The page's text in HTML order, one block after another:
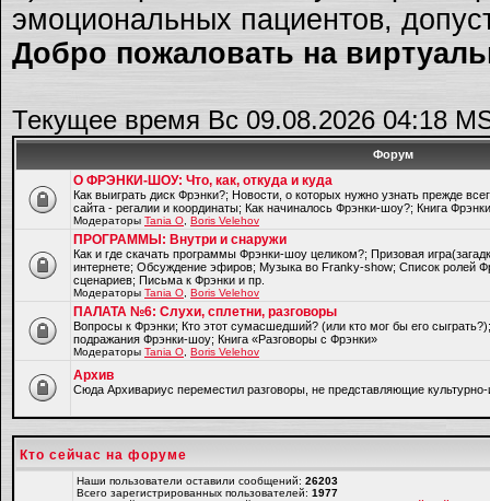
эмоциональных пациентов,
Добро пожаловать на
Текущее время Вс 09.08.2026 04:18
Форум
О ФРЭНКИ-ШОУ: Что, как, откуда и куда
Как выиграть диск Фрэнки?; Новости, о которых нужно узнать прежде
сайта - регалии и координаты; Как начиналось Фрэнки-шоу?; Книга
Модераторы Tania O Boris Velehov
ПРОГРАММЫ: Внутри и снаружи
Как и где скачать программы Фрэнки-шоу целиком?; Призовая
интернете; Обсуждение эфиров; Музыка во Franky-show; Список ролей
сценариев; Письма к Фрэнки и пр.
Модераторы Tania O Boris Velehov
ПАЛАТА №6: Слухи, сплетни, разговоры
Вопросы к Фрэнки; Кто этот сумасшедший? (или кто мог бы его
подражания Фрэнки-шоу; Книга «Разговоры с Фрэнки»
Модераторы Tania O Boris Velehov
Архив
Cюда Архивариус переместил разговоры, не представляющие культурно-
Кто сейчас на форуме
Наши пользователи оставили сообщений: 26203
Всего зарегистрированных пользователей: 1977